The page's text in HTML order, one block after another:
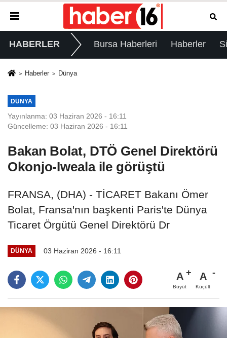
HABERLER Bursa Haberleri Haberler
Haberler Dünya
DÜNYA
Yayınlanma: 03 Haziran 2026 - 16:11
Güncelleme: 03 Haziran 2026 - 16:11
Bakan Bolat, DTÖ Genel Direktörü
Okonjo-Iweala ile görüştü
FRANSA, (DHA) - TİCARET Bakanı Ömer
Bolat, Fransa'nın başkenti Paris'te Dünya
Ticaret Örgütü Genel Direktörü Dr
DÜNYA 03 Haziran 2026 - 16:11
A
Büyüt
A
Küçült